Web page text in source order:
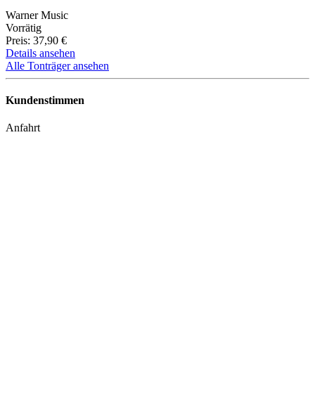
Warner Music
Vorrätig
Preis: 37,90 €
Details ansehen
Alle Tonträger ansehen
Kundenstimmen
Anfahrt